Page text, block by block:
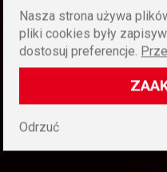
Nasza strona używa
pliki cookies były
dostosuj preferencje.
Odrzuć